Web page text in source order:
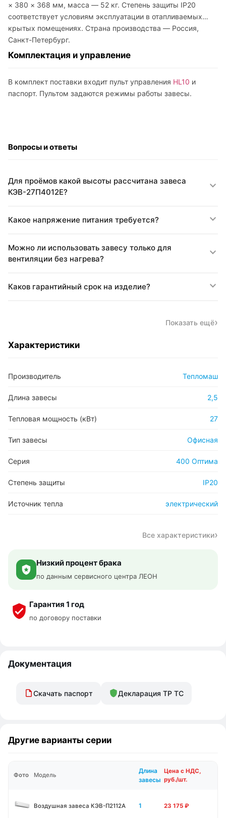
× 380 × 368 мм, масса — 52 кг. Степень защиты IP20
соответствует условиям эксплуатации в отапливаемых
крытых помещениях. Страна производства — Россия,
Санкт-Петербург.
Комплектация и управление
В комплект поставки входит пульт управления HL10 и
паспорт. Пультом задаются режимы работы завесы.
Вопросы и ответы
Для проёмов какой высоты рассчитана завеса
КЭВ-27П4012E?
Какое напряжение питания требуется?
Можно ли использовать завесу только для
вентиляции без нагрева?
Каков гарантийный срок на изделие?
Показать ещё
Характеристики
Производитель Тепломаш
Длина завесы 2,5
Тепловая мощность (кВт) 27
Тип завесы Офисная
Серия 400 Оптима
Степень защиты IP20
Источник тепла электрический
Все характеристики
Низкий процент брака
по данным сервисного центра ЛЕОН
Гарантия 1 год
по договору поставки
Документация
Скачать паспорт Декларация ТР ТС
Другие варианты серии
Фото Модель
Длина
завесы
Цена с НДС,
руб./шт.
Воздушная завеса КЭВ-П2112А 1 23 175 ₽